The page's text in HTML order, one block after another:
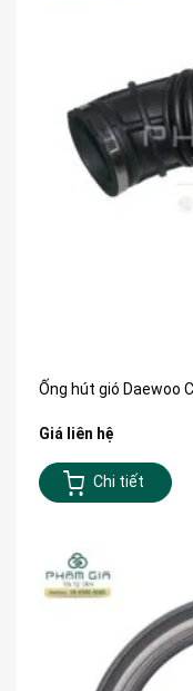
Ống hút gió Daewoo
Giá liên hệ
Chi tiết